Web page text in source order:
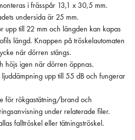
i frässpår 13,1 x 30,5 mm.
undersida är 25 mm.
upp till 22 mm och längden kan kapas
längd. Knappen på tröskelautomaten
när dörren stängs.
höjs igen när dörren öppnas.
upp till 55 dB och fungerar
för rökgastätning/brand och
under relaterade filer.
falltröskel eller tätningströskel.